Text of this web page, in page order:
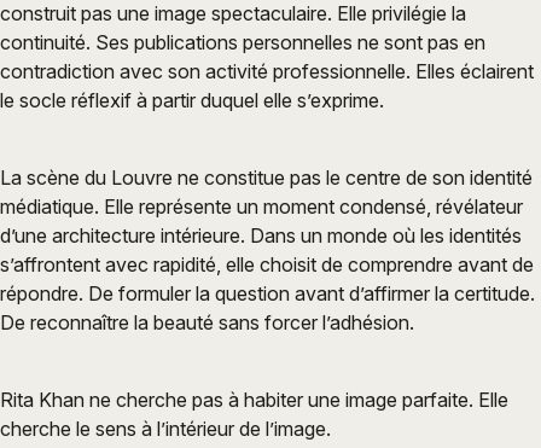
construit pas une image spectaculaire. Elle privilégie la
continuité. Ses publications personnelles ne sont pas en
contradiction avec son activité professionnelle. Elles éclairent
le socle réflexif à partir duquel elle s’exprime.
La scène du Louvre ne constitue pas le centre de son identité
médiatique. Elle représente un moment condensé, révélateur
d’une architecture intérieure. Dans un monde où les identités
s’affrontent avec rapidité, elle choisit de comprendre avant de
répondre. De formuler la question avant d’affirmer la certitude.
De reconnaître la beauté sans forcer l’adhésion.
Rita Khan ne cherche pas à habiter une image parfaite. Elle
cherche le sens à l’intérieur de l’image.